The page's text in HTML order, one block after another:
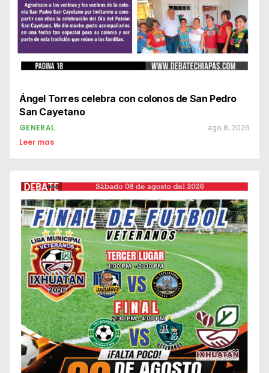
Ángel Torres celebra con colonos de San Pedro
San Cayetano
GENERAL ago 8, 2026
Leer mas